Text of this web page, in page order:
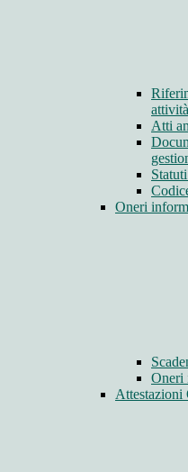
attività
Atti
Oneri
Oneri
Attestazioni